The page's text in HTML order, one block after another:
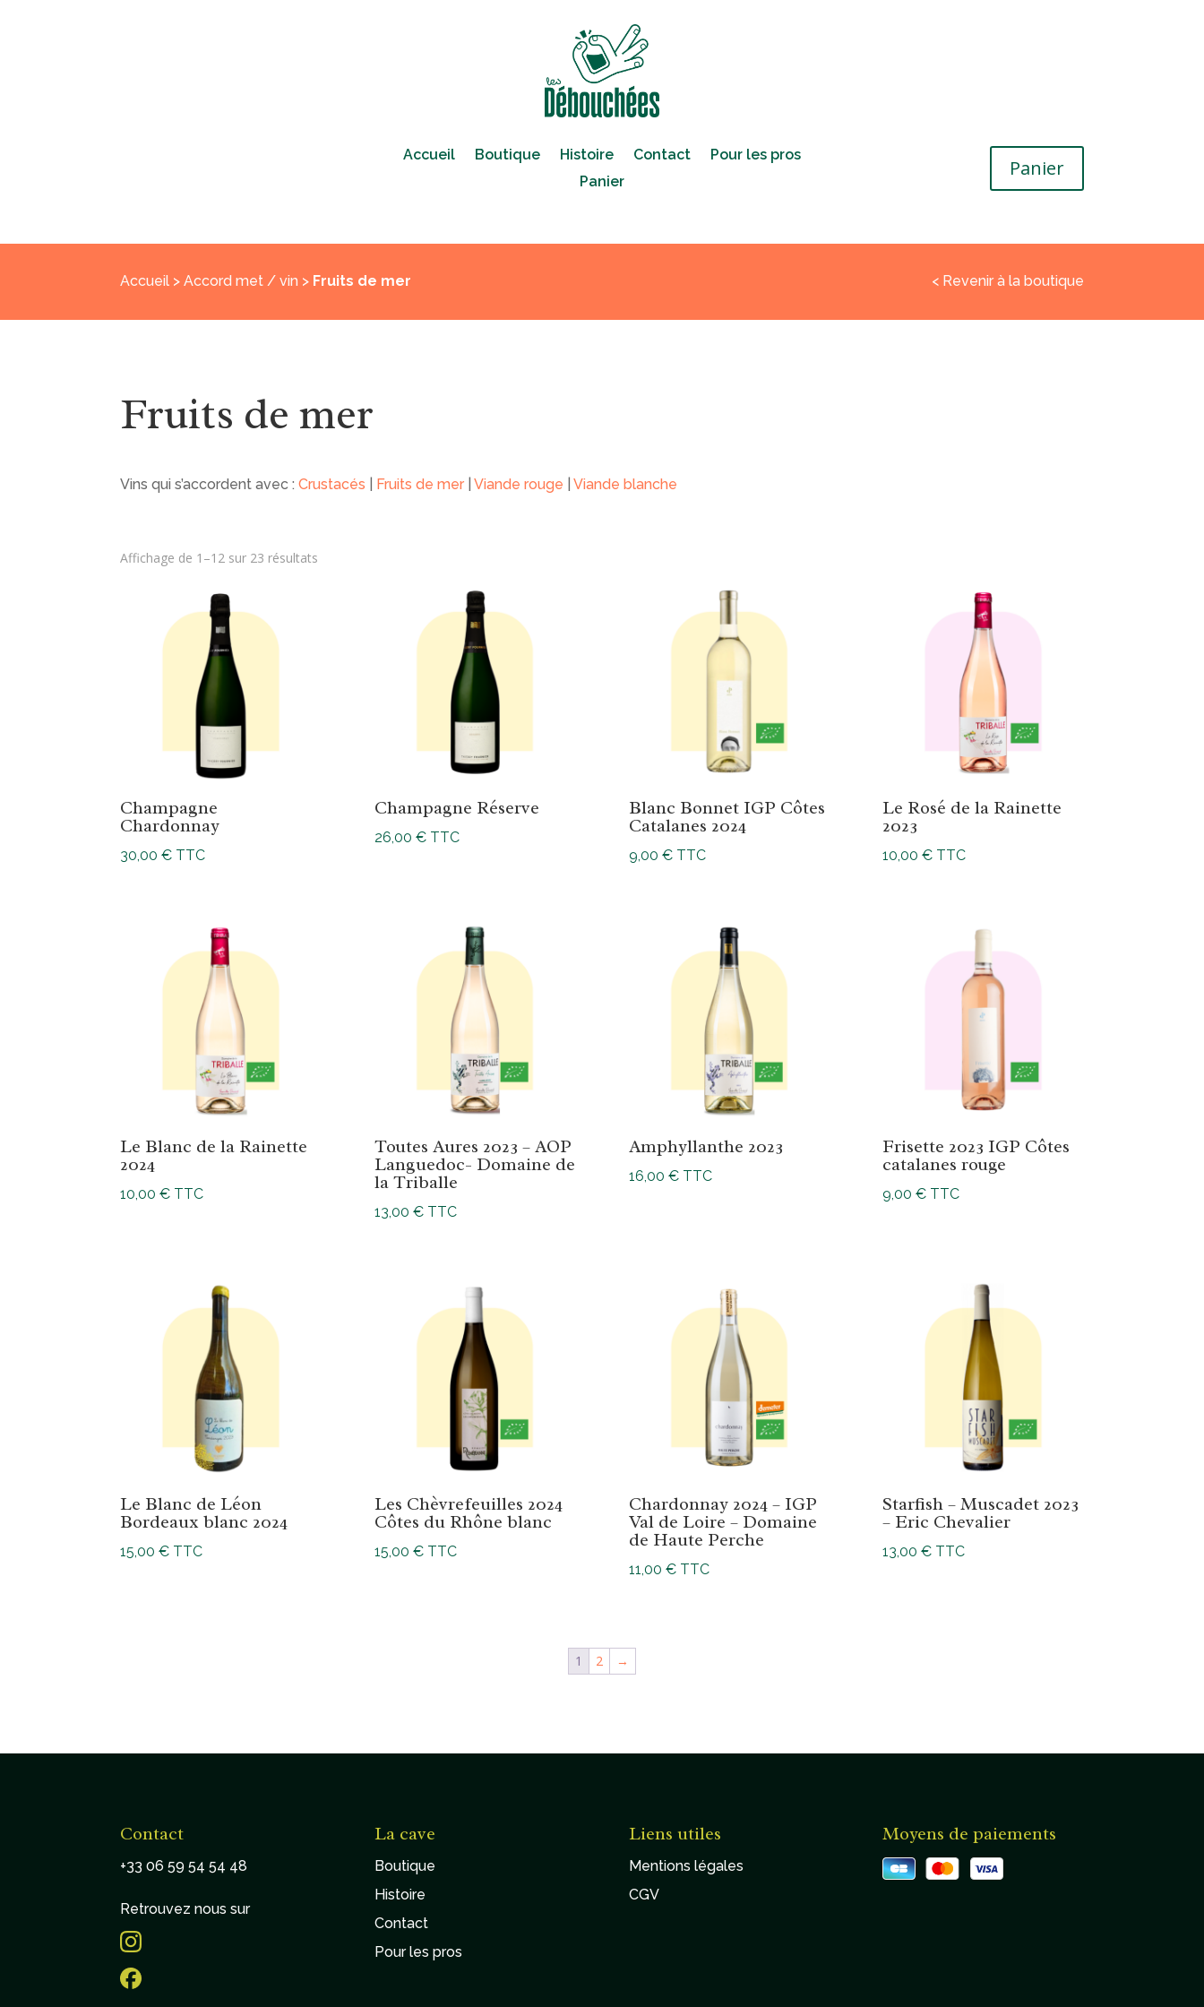
Accueil Boutique Histoire Contact
Pour les pros
Panier
Panier
Accueil >Accord met / vin > Fruits de mer < Revenir à la boutique
Fruits de mer
Vins qui s’accordent avec :Crustacés Fruits de mer |Viande rouge |Viande blanche
Affichage de 1–12 sur 23 résultats
Champagne
Chardonnay
30,00€ TTC
Champagne Réserve
26,00 € TTC
Blanc Bonnet IGP Côtes
Catalanes 2024
9,00 € TTC
Le Rosé de la Rainette
2023
10,00€ TTC
Le Blanc de la Rainette
2024
10,00€ TTC
Toutes Aures 2023 – AOP
Languedoc- Domaine de
la Triballe
13,00 € TTC
Amphyllanthe 2023
16,00 € TTC
Frisette 2023 IGP Côtes
catalanes rouge
9,00€ TTC
Le Blanc de Léon
Bordeaux blanc 2024
15,00€ TTC
Les Chèvrefeuilles 2024
Côtes du Rhône blanc
15,00 € TTC
Chardonnay 2024 – IGP
Val de Loire – Domaine
de Haute Perche
11,00 € TTC
Starfish – Muscadet 2023
– Eric Chevalier
13,00€ TTC
1 2 →
Contact
+33 06 59 54 54 48
Retrouvez nous sur
La cave
Boutique
Histoire
Contact
Pour les pros
Liens utiles
Mentions légales
CGV
Moyens de paiements